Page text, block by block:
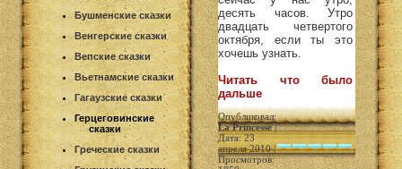
Бушменские сказки
Венгерские сказки
Вепские сказки
Вьетнамские сказки
Гагаузские сказки
Герцеговинские
сказки
Греческие сказки
десять часов. Утро
двадцать четвертого
октября, если ты это
хочешь узнать.
Читать что было
дальше
Опубликовал:
La Princesse|
Дата: 23
апреля 2010 |
Просмотров: